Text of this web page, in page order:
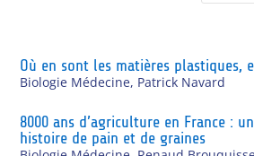
Où en sont les matières plastiques,
Biologie Médecine, Patrick Navard
8000 ans d’agriculture en France :
histoire de pain et de graines